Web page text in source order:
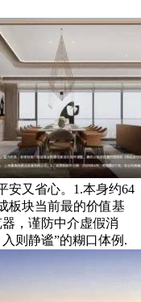
安又省心。1.本身约64
板块当前最的价值基
，谨防中介虚假消
则静谧”的糊口体例.